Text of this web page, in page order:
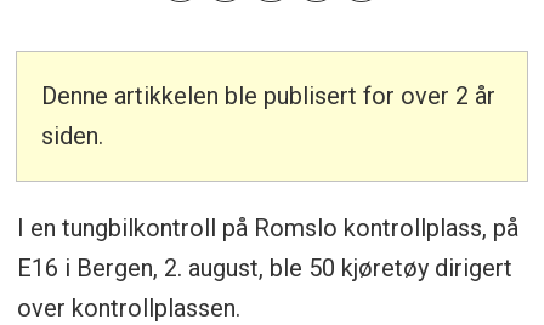
Denne artikkelen ble publisert for over 2 år
siden.
I en tungbilkontroll på Romslo kontrollplass, på
E16 i Bergen, 2. august, ble 50 kjøretøy dirigert
over kontrollplassen.